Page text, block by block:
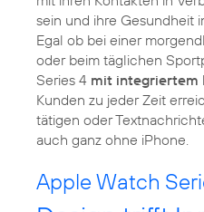
sein und ihre Gesundheit
Egal ob bei einer
oder beim täglichen
Series 4 mit integriertem
Kunden zu jeder Zeit
tätigen oder
auch ganz ohne iPhone.
Apple Watch